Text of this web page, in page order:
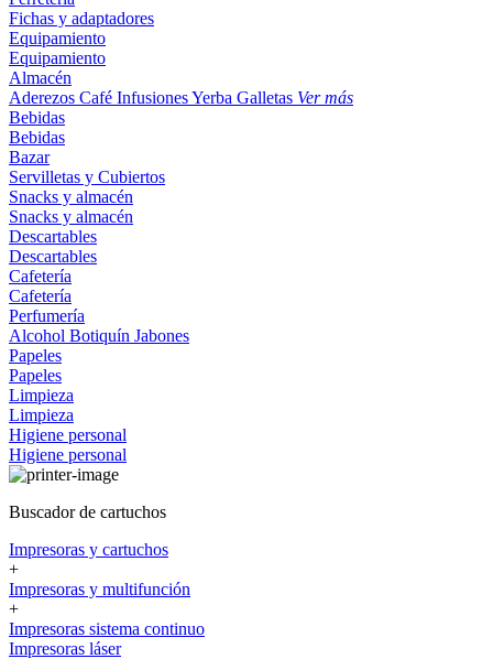
Fichas y adaptadores
Equipamiento
Equipamiento
Almacén
Aderezos Café InfusionesYerba Galletas Ver más
Bebidas
Bebidas
Bazar
Servilletas y Cubiertos
Snacks y almacén
Snacks y almacén
Descartables
Descartables
Cafetería
Cafetería
Perfumería
Alcohol Botiquín Jabones
Papeles
Papeles
Limpieza
Limpieza
Higiene personal
Higiene personal
Buscador de cartuchos
Impresoras y cartuchos
+
Impresoras y multifunción
+
Impresoras sistema continuo
Impresoras láser